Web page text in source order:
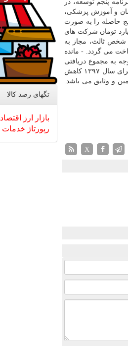
مواد به قانون تنظیم قسمتی از مقررات مالی دولت (۲) و بند (ب) ماده ۳۷ قانون برنامه پنجم توسعه، در
درمان و آموزش پزشکی،
حاصله را به صورت
بیمه منعکس و بر تسویه بدهی مذکور تاکید نموده است. - در رابطه با مبلغ کسری واریزی ۳۰۰ میلیارد تومان شرکت های
ذکر است؛ شرکت های بیمه وفق بخشنامه اجرایی ماده ۱۸ قانون بیمه شخص ثالث، مجاز به
می گردد. - مانده
مبلغ ۵۸۴/۳۵ میلیارد ریال است که باتوجه به مجموع دریافتی
بیمه مرکزی از شرکت های بیمه داخلی در سال مالی ۱۳۹۸ تا تاریخ ارسال گزارش رقم فوق به رقم ۵۰۴/۱۸ میلیارد ریال برای سال ۱۳۹۷ کاهش
و وثایق می باشد.
X
تگهای رصد كالا
بازار ارز اقتصاد
رپورتاژ خدمات